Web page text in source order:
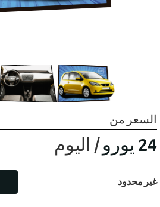
السعر من
24 يورو / اليوم
غير محدود